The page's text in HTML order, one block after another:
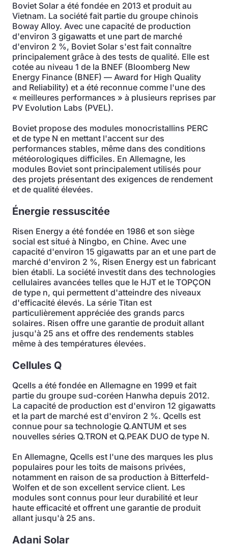
Boviet Solar a été fondée en 2013 et produit au
Vietnam. La société fait partie du groupe chinois
Boway Alloy. Avec une capacité de production
d'environ 3 gigawatts et une part de marché
d'environ 2 %, Boviet Solar s'est fait connaître
principalement grâce à des tests de qualité. Elle est
cotée au niveau 1 de la BNEF (Bloomberg New
Energy Finance (BNEF) — Award for High Quality
and Reliability) et a été reconnue comme l'une des
« meilleures performances » à plusieurs reprises par
PV Evolution Labs (PVEL).
Boviet propose des modules monocristallins PERC
et de type N en mettant l'accent sur des
performances stables, même dans des conditions
météorologiques difficiles. En Allemagne, les
modules Boviet sont principalement utilisés pour
des projets présentant des exigences de rendement
et de qualité élevées.
Énergie ressuscitée
Risen Energy a été fondée en 1986 et son siège
social est situé à Ningbo, en Chine. Avec une
capacité d'environ 15 gigawatts par an et une part de
marché d'environ 2 %, Risen Energy est un fabricant
bien établi. La société investit dans des technologies
cellulaires avancées telles que le HJT et le TOPÇON
de type n, qui permettent d'atteindre des niveaux
d'efficacité élevés. La série Titan est
particulièrement appréciée des grands parcs
solaires. Risen offre une garantie de produit allant
jusqu'à 25 ans et offre des rendements stables
même à des températures élevées.
Cellules Q
Qcells a été fondée en Allemagne en 1999 et fait
partie du groupe sud-coréen Hanwha depuis 2012.
La capacité de production est d'environ 12 gigawatts
et la part de marché est d'environ 2 %. Qcells est
connue pour sa technologie Q.ANTUM et ses
nouvelles séries Q.TRON et Q.PEAK DUO de type N.
En Allemagne, Qcells est l'une des marques les plus
populaires pour les toits de maisons privées,
notamment en raison de sa production à Bitterfeld-
Wolfen et de son excellent service client. Les
modules sont connus pour leur durabilité et leur
haute efficacité et offrent une garantie de produit
allant jusqu'à 25 ans.
Adani Solar